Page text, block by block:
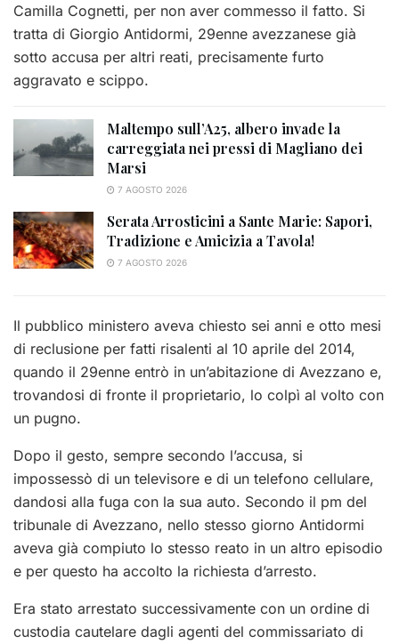
Camilla Cognetti, per non aver commesso il fatto. Si
tratta di Giorgio Antidormi, 29enne avezzanese già
sotto accusa per altri reati, precisamente furto
aggravato e scippo.
Maltempo sull’A25, albero invade la
carreggiata nei pressi di Magliano dei
Marsi
7 AGOSTO 2026
Serata Arrosticini a Sante Marie: Sapori,
Tradizione e Amicizia a Tavola!
7 AGOSTO 2026
Il pubblico ministero aveva chiesto sei anni e otto mesi
di reclusione per fatti risalenti al 10 aprile del 2014,
quando il 29enne entrò in un’abitazione di Avezzano e,
trovandosi di fronte il proprietario, lo colpì al volto con
un pugno.
Dopo il gesto, sempre secondo l’accusa, si
impossessò di un televisore e di un telefono cellulare,
dandosi alla fuga con la sua auto. Secondo il pm del
tribunale di Avezzano, nello stesso giorno Antidormi
aveva già compiuto lo stesso reato in un altro episodio
e per questo ha accolto la richiesta d’arresto.
Era stato arrestato successivamente con un ordine di
custodia cautelare dagli agenti del commissariato di